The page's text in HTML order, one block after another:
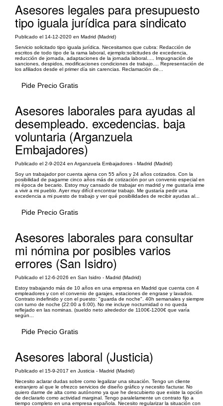
Asesores legales para presupuesto
tipo iguala jurídica para sindicato
Publicado el 14-12-2020 en Madrid (Madrid)
Servicio solicitado tipo iguala jurídica. Necesitamos que cubra: Redacción de
escritos de todo tipo de la rama laboral, ejemplo:solicitudes de excedencia,
reducción de jornada, adaptaciones de la jornada laboral..... Impugnación de
sanciones, despidos, modificaciones condiciones de trabajo.... Representación de
los afiliados desde el primer día sin carencias. Reclamación de...
Pide Precio Gratis
Asesores laborales para ayudas al
desempleado. excedencias. baja
voluntaria (Arganzuela
Embajadores)
Publicado el 2-9-2024 en Arganzuela Embajadores - Madrid (Madrid)
Soy un trabajador por cuenta ajena con 55 años y 24 años cotizados. Con la
posibilidad de pagarme cinco años más de cotización por un convenio especial en
mi época de becario. Estoy muy cansado de trabajar en madrid y me gustaría irme
a vivir a mi pueblo. Ayer muy difícil encontrar trabajo. Me gustaría pedir una
excedencia a mi puesto de trabajo y ver qué posibilidades de recibir ayudas al...
Pide Precio Gratis
Asesores laborales para consultar
mi nómina por posibles varios
errores (San Isidro)
Publicado el 12-6-2026 en San Isidro - Madrid (Madrid)
Estoy trabajando más de 10 años en una empresa en Madrid que cuenta con 4
empleadores y con el convenio de garajes, estaciones de engrase y lavados.
Contrato indefinido y con el puesto: "guarda de noche". 40h semanales y siempre
con turno de noche (22:00 a 6:00). No me incluye nocturnidad o no queda
reflejado en las nominas. (sueldo neto alrededor de 1100€-1200€ que varía
según...
Pide Precio Gratis
Asesores laboral (Justicia)
Publicado el 15-9-2017 en Justicia - Madrid (Madrid)
Necesito aclarar dudas sobre como legalizar una situación. Tengo un cliente
extranjero al que le ofrezco servicios de diseño gráfico y necesito facturar. No
quiero darme de alta como autónomo ya que he descubierto que existe la opción
de declararlo como actividad marginal. Tengo paralelamente un contrato fijo a
tiempo completo en una empresa española. Necesito regularizar la situación con